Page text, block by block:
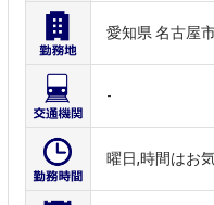
愛知県 名古屋
-
曜日,時間はお